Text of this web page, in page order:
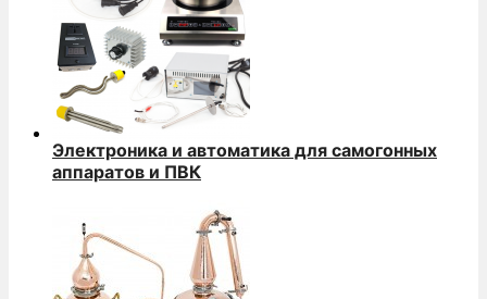
Электроника и автоматика для самогонных
аппаратов и ПВК